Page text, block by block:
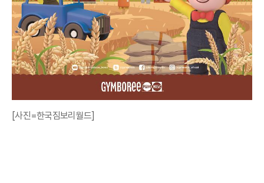
[사진=한국짐보리월드]